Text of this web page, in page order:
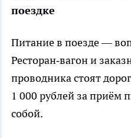
поездке
Питание в поезде —
Ресторан‑вагон и
проводника стоят
1 000 рублей за приём
собой.